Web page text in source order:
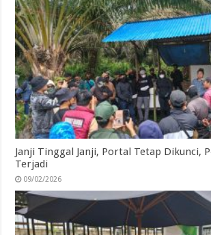
Janji Tinggal Janji, Portal Tetap Dikunci,
Terjadi
09/02/2026